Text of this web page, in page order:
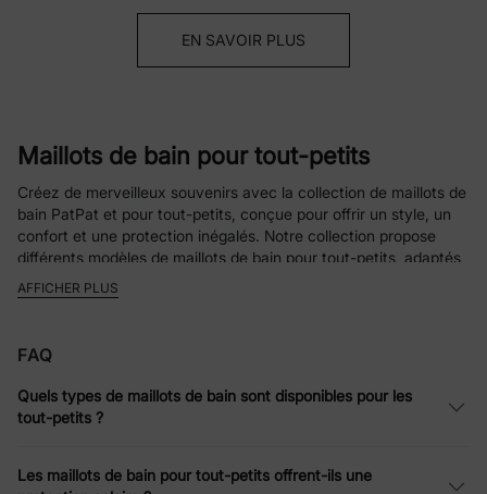
EN SAVOIR PLUS
Maillots de bain pour tout-petits
Créez de merveilleux souvenirs avec la collection de maillots de
bain PatPat et pour tout-petits, conçue pour offrir un style, un
confort et une protection inégalés. Notre collection propose
différents modèles de maillots de bain pour tout-petits, adaptés
à la personnalité et aux besoins de chaque enfant.
tout-petits
Nos maillots de bain pour tout-petits allient fonctionnalité et
plaisir ! Avec leurs couleurs vives et leurs superbes motifs
inspirés de personnages célèbres et appréciés comme Minnie
adorera à coup sûr. Leurs tissus doux, amples et extensibles, à
AFFICHER PLUS
FAQ
Quels types de maillots de bain sont disponibles pour les
tout-petits ?
Les maillots de bain pour tout-petits offrent-ils une